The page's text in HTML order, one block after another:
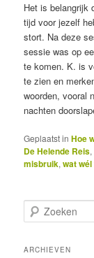
Het is belangrijk
tijd voor jezelf
stort. Na deze
sessie was op
te komen. K. is
te zien en
woorden, vooral
nachten
Geplaatst in Hoe
De Helende Reis,
misbruik,wat
o
k
ARCHIEVEN